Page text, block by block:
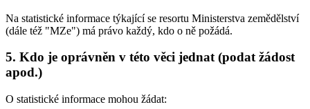
Na statistické informace týkající se resortu Ministerstva zemědělství
(dále též "MZe") má právo každý, kdo o ně požádá.
5. Kdo je oprávněn v této věci jednat (podat žádost
apod.)
O statistické informace mohou žádat: